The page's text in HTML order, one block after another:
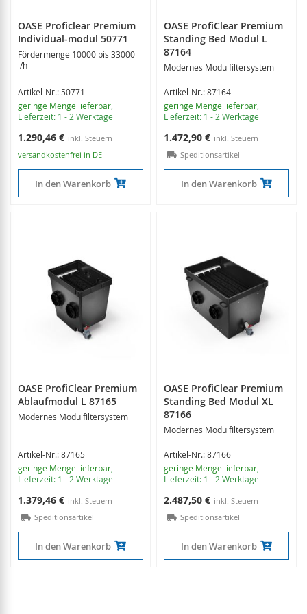
OASE Proficlear Premium
Individual-modul 50771
Fördermenge 10000 bis 33000
l/h
Artikel-Nr.: 50771
geringe Menge lieferbar
Lieferzeit: 1 - 2 Werktage
1.290,46 €
versandkostenfrei in DE
In den Warenkorb
OASE ProfiClear Premium
Standing Bed Modul L
87164
Modernes Modulfiltersystem
Artikel-Nr.: 87164
geringe Menge lieferbar
Lieferzeit: 1 - 2 Werktage
1.472,90 €
Speditionsartikel
In den Warenkorb
OASE ProfiClear Premium
Ablaufmodul L 87165
Modernes Modulfiltersystem
Artikel-Nr.: 87165
geringe Menge lieferbar
Lieferzeit: 1 - 2 Werktage
1.379,46 €
Speditionsartikel
In den Warenkorb
OASE ProfiClear Premium
Standing Bed Modul XL
87166
Modernes Modulfiltersystem
Artikel-Nr.: 87166
geringe Menge lieferbar
Lieferzeit: 1 - 2 Werktage
2.487,50 €
Speditionsartikel
In den Warenkorb